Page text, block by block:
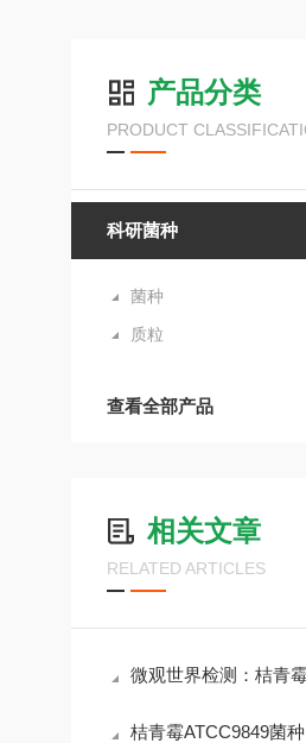
产品分类
PRODUCT
科研菌种
菌种
质粒
查看全部产品
相关文章
RELATED ARTICLES
微观世界检测：桔青霉ATCC9849菌种的生
桔青霉ATCC9849菌种：工业应用与材料